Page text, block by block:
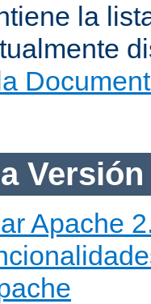
la
Versión
Apache